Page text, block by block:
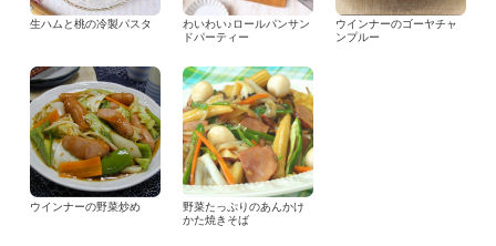
生ハムと桃の冷製パスタ
わいわい♪ロールパンサン
ドパーティー
ウインナーのゴーヤチャ
ンプルー
ウインナーの野菜炒め
野菜たっぷりのあんかけ
かた焼きそば